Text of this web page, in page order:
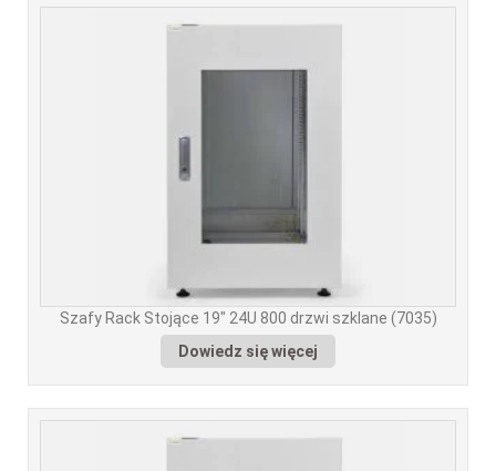
Szafy Rack Stojące 19″ 24U 800 drzwi szklane (7035)
Dowiedz się więcej